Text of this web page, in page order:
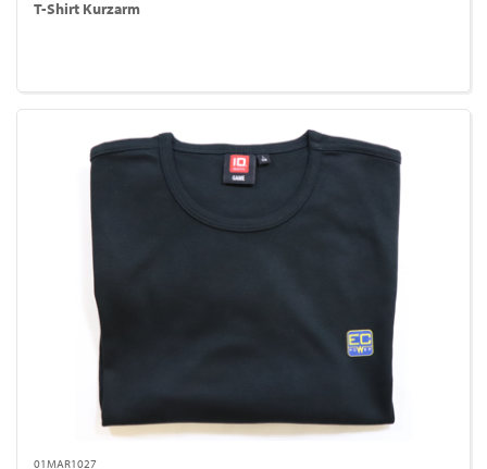
T-Shirt Kurzarm
01MAR1027